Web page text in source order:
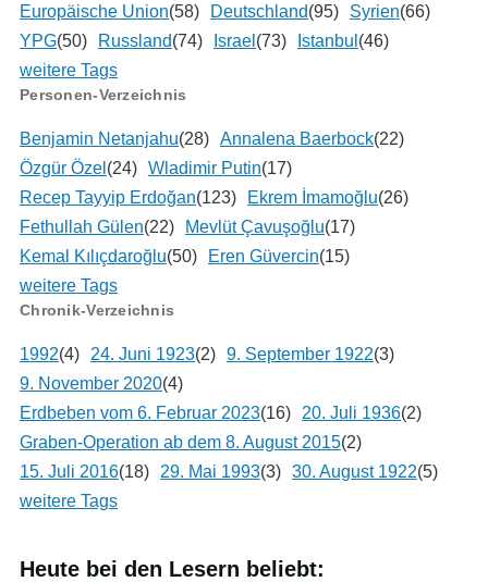
Europäische Union(58) Deutschland(95) Syrien(66)
YPG(50) Russland(74) Israel (73) Istanbul (46)
weitere Tags
Personen-Verzeichnis
Benjamin Netanjahu(28) Annalena Baerbock(22)
Özgür Özel (24) Wladimir Putin(17)
Recep Tayyip Erdoğan(123) Ekrem İmamoğlu(26)
Fethullah Gülen(22) Mevlüt Çavuşoğlu(17)
Kemal Kılıçdaroğlu(50) Eren Güvercin(15)
weitere Tags
Chronik-Verzeichnis
1992(4) 24. Juni 1923(2) 9. September 1922(3)
9. November 2020(4)
Erdbeben vom 6. Februar 2023(16) 20. Juli 1936(2)
Graben-Operation ab dem 8. August 2015(2)
15. Juli 2016(18) 29. Mai 1993(3) 30. August 1922(5)
weitere Tags
Heute bei den Lesern beliebt: